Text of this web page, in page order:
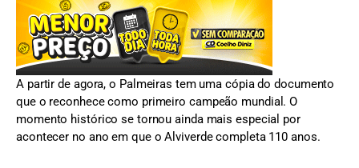
A partir de agora, o Palmeiras tem uma cópia do documento
que o reconhece como primeiro campeão mundial. O
momento histórico se tornou ainda mais especial por
acontecer no ano em que o Alviverde completa 110 anos.